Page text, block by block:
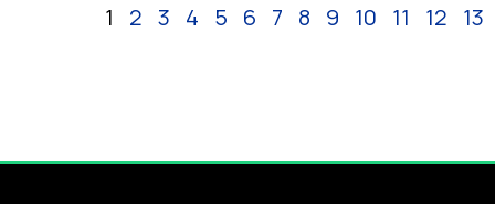
1 2 3 4 5 6 7 8 9 10 11 12 13